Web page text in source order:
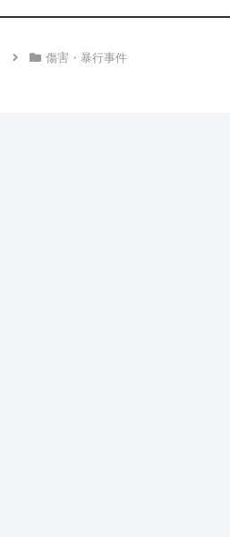
傷害・暴行事件